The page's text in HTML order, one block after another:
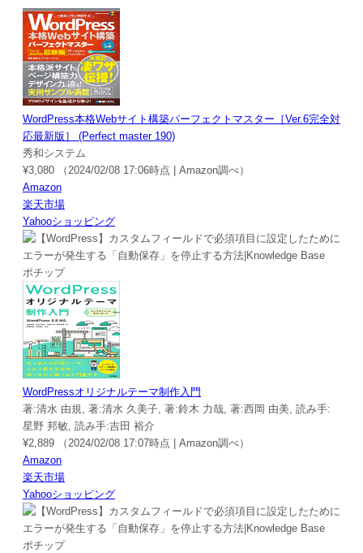
WordPress本格Webサイト構築パーフェクトマスター［Ver.6完全対
応最新版］ (Perfect master 190)
秀和システム
¥3,080
（2024/02/08 17:06時点 | Amazon調べ）
Amazon
楽天市場
Yahooショッピング
ポチップ
WordPressオリジナルテーマ制作入門
著:清水 由規, 著:清水 久美子, 著:鈴木 力哉, 著:西岡 由美, 読み手:
星野 邦敏, 読み手:吉田 裕介
¥2,889
（2024/02/08 17:07時点 | Amazon調べ）
Amazon
楽天市場
Yahooショッピング
ポチップ